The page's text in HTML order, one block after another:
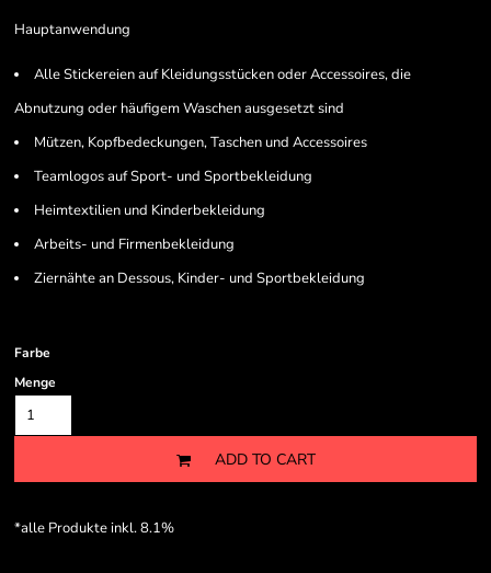
Hauptanwendung
Alle Stickereien auf Kleidungsstücken oder Accessoires, die
Abnutzung oder häufigem Waschen ausgesetzt sind
Mützen, Kopfbedeckungen, Taschen und Accessoires
Teamlogos auf Sport- und Sportbekleidung
Heimtextilien und Kinderbekleidung
Arbeits- und Firmenbekleidung
Ziernähte an Dessous, Kinder- und Sportbekleidung
Farbe
Menge
ADD TO CART
*alle Produkte inkl. 8.1%